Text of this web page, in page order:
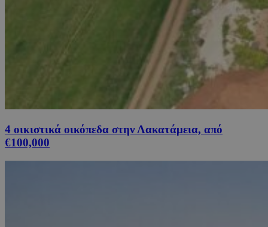
4 οικιστικά οικόπεδα στην Λακατάμεια, από
€100,000